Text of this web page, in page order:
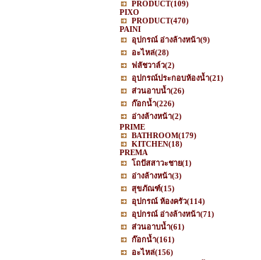
PRODUCT(109)
PIXO
PRODUCT(470)
PAINI
อุปกรณ์ อ่างล้างหน้า(9)
อะไหล่(28)
ฟลัชวาล์ว(2)
อุปกรณ์ประกอบห้องน้ำ(21)
ส่วนอาบน้ำ(26)
ก๊อกน้ำ(226)
อ่างล้างหน้า(2)
PRIME
BATHROOM(179)
KITCHEN(18)
PREMA
โถปัสสาวะชาย(1)
อ่างล้างหน้า(3)
สุขภัณฑ์(15)
อุปกรณ์ ห้องครัว(114)
อุปกรณ์ อ่างล้างหน้า(71)
ส่วนอาบน้ำ(61)
ก๊อกน้ำ(161)
อะไหล่(156)